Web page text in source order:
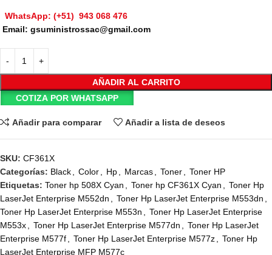
WhatsApp: (+51) 943 068 476
Email: gsuministrossac@gmail.com
AÑADIR AL CARRITO
COTIZA POR WHATSAPP
Añadir para comparar Añadir a lista de deseos
SKU: CF361X
Categorías: Black, Color, Hp, Marcas, Toner, Toner HP
Etiquetas: Toner hp 508X Cyan , Toner hp CF361X Cyan , Toner Hp
LaserJet Enterprise M552dn , Toner Hp LaserJet Enterprise M553dn ,
Toner Hp LaserJet Enterprise M553n , Toner Hp LaserJet Enterprise
M553x, Toner Hp LaserJet Enterprise M577dn , Toner Hp LaserJet
Enterprise M577f, Toner Hp LaserJet Enterprise M577z, Toner Hp
LaserJet Enterprise MFP M577c